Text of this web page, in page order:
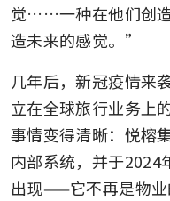
觉……一种在他们创
造未来的感觉。”
几年后，新冠疫情来
立在全球旅行业务上
事情变得清晰：悦榕
内部系统，并于
出现——它不再是物